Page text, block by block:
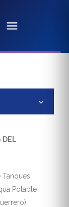
DEL
Tanques
Potable